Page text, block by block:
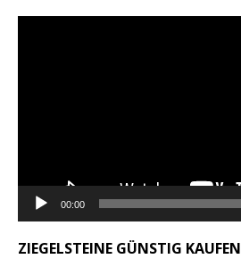
00:00
ZIEGELSTEINE GÜNSTIG KAUFEN